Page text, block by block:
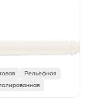
Рельефная